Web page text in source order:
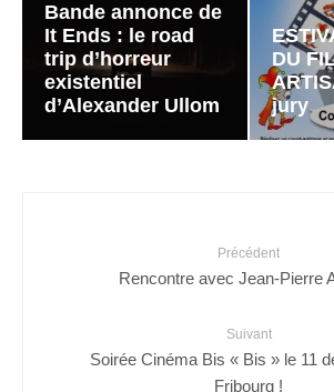
Bande annonce de
It Ends : le road
trip d’horreur
existentiel
d’Alexander Ullom
DU
jury
Précédent
Rencontre avec Jean-Pierre
Suivant
Soirée Cinéma Bis « Bis » le 11
Fribourg !